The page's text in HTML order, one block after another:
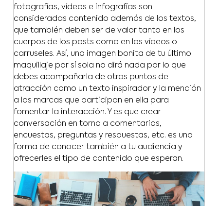
fotografías, vídeos e infografías son
consideradas contenido además de los textos,
que también deben ser de valor tanto en los
cuerpos de los posts como en los vídeos o
carruseles. Así, una imagen bonita de tu último
maquillaje por sí sola no dirá nada por lo que
debes acompañarla de otros puntos de
atracción como un texto inspirador y la mención
a las marcas que participan en ella para
fomentar la interacción. Y es que crear
conversación en torno a comentarios,
encuestas, preguntas y respuestas, etc. es una
forma de conocer también a tu audiencia y
ofrecerles el tipo de contenido que esperan.